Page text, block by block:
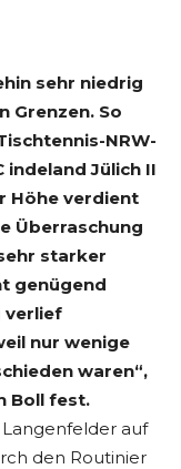
sehr niedrig
Grenzen. So
NRW-
indeland Jülich II
Höhe verdient
Überraschung
starker
genügend
verlief
nur wenige
waren“,
Boll fest.
auf
den Routinier